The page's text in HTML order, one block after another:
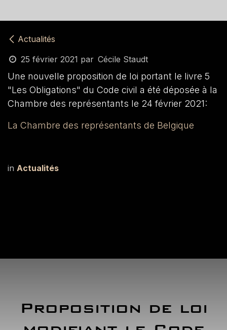
Actualités
25 février 2021 par Cécile Staudt
Une nouvelle proposition de loi portant le livre 5
"Les Obligations" du Code civil a été déposée à la
Chambre des représentants le 24 février 2021:
La Chambre des représentants de Belgique
in Actualités
Proposition de loi